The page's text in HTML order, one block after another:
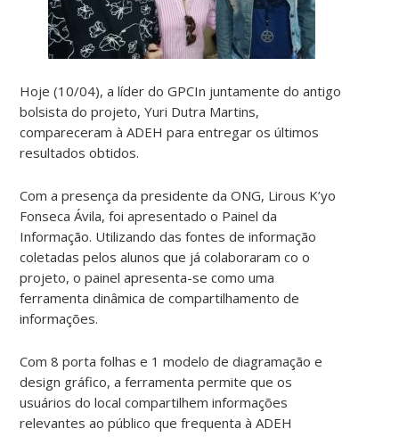
Hoje (10/04), a líder do GPCIn juntamente do antigo
bolsista do projeto, Yuri Dutra Martins,
compareceram à ADEH para entregar os últimos
resultados obtidos.
Com a presença da presidente da ONG, Lirous K’yo
Fonseca Ávila, foi apresentado o Painel da
Informação. Utilizando das fontes de informação
coletadas pelos alunos que já colaboraram co o
projeto, o painel apresenta-se como uma
ferramenta dinâmica de compartilhamento de
informações.
Com 8 porta folhas e 1 modelo de diagramação e
design gráfico, a ferramenta permite que os
usuários do local compartilhem informações
relevantes ao público que frequenta à ADEH